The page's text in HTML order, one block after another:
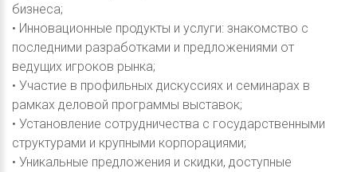
бизнеса;
• Инновационные продукты и услуги: знакомство с
последними разработками и предложениями от
ведущих игроков рынка;
• Участие в профильных дискуссиях и семинарах в
рамках деловой программы выставок;
• Установление сотрудничества с государственными
структурами и крупными корпорациями;
• Уникальные предложения и скидки, доступные